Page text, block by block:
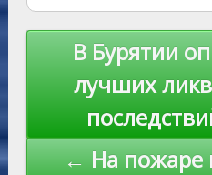
Навигация
записям
В Бурятии
лучших
← На пожаре